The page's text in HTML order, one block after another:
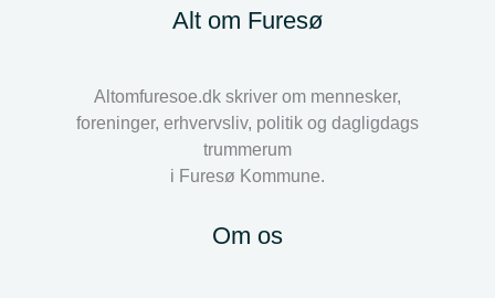
Alt om Furesø
Altomfuresoe.dk skriver om mennesker,
foreninger, erhvervsliv, politik og dagligdags
trummerum
i Furesø Kommune.
Om os